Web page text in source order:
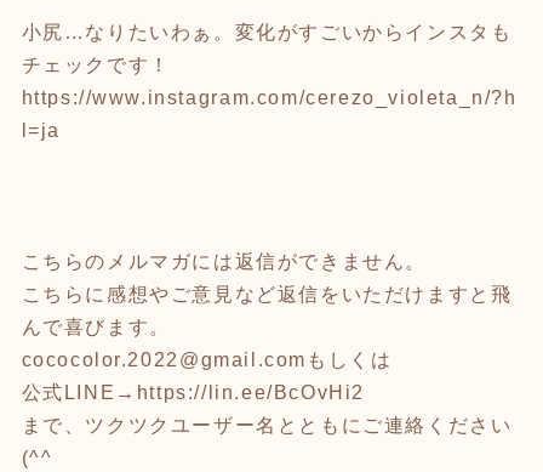
小尻…なりたいわぁ。変化がすごいからインスタも
チェックです！
https://www.instagram.com/cerezo_violeta_n/?h
l=ja
こちらのメルマガには返信ができません。
こちらに感想やご意見など返信をいただけますと飛
んで喜びます。
cococolor.2022@gmail.comもしくは
公式LINE→ https://lin.ee/BcOvHi2
まで、ツクツクユーザー名とともにご連絡ください
(^^